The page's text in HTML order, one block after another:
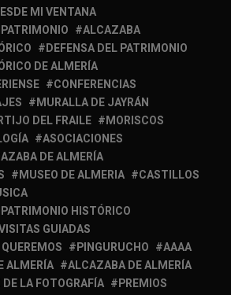
MI VENTANA
ALCAZABA
DEFENSA DEL PATRIMONIO
DE ALMERÍA
CONFERENCIAS
MURALLA DE JAYRÁN
DEL FRAILE
MORISCOS
ASOCIACIONES
DE ALMERÍA
MUSEO DE ALMERIA
CASTILLOS
HISTÓRICO
GUIADAS
PINGURUCHO
AAAA
ALMERÍA
ALCAZABA DE ALMERÍA
LA FOTOGRAFÍA
PREMIOS